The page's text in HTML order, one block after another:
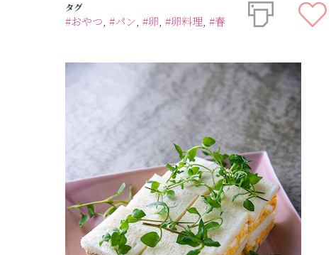
タグ
#おやつ #パン #卵 #卵料理 #春